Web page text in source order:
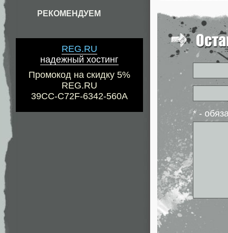
РЕКОМЕНДУЕМ
REG.RU
надежный хостинг
Промокод на скидку 5%
REG.RU
39CC-C72F-6342-560A
* -